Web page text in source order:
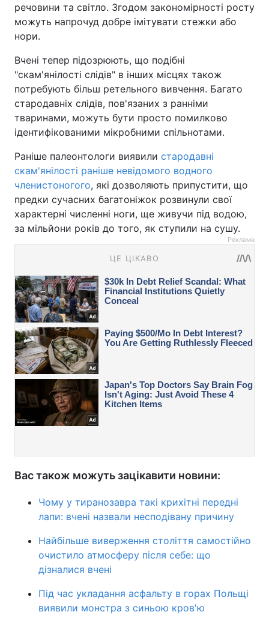
речовини та світло. Згодом закономірності росту
можуть напрочуд добре імітувати стежки або
нори.
Вчені тепер підозрюють, що подібні
"скам'янілості слідів" в інших місцях також
потребують більш ретельного вивчення. Багато
стародавніх слідів, пов'язаних з ранніми
тваринами, можуть бути просто помилково
ідентифікованими мікробними спільнотами.
Раніше палеонтологи виявили стародавні
скам'янілості раніше невідомого водного
членистоногого, які дозволяють припустити, що
предки сучасних багатоніжок розвинули свої
характерні численні ноги, ще живучи під водою,
за мільйони років до того, як ступили на сушу.
Реклама
Вас також можуть зацікавити новини:
Чому у тиранозавра такі крихітні передні
лапи: вчені назвали несподівану причину
Найбільше виверження століття самостійно
очистило атмосферу після себе: що
дізналися вчені
Під час укладання асфальту в горах Польщі
виявили монстра з синьою кров'ю